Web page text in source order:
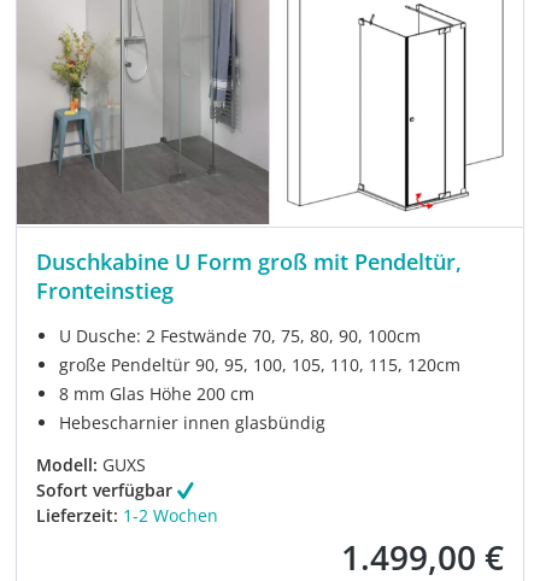
Duschkabine U Form groß mit Pendeltür,
Fronteinstieg
U Dusche: 2 Festwände 70, 75, 80, 90, 100cm
große Pendeltür 90, 95, 100, 105, 110, 115, 120cm
8 mm Glas Höhe 200 cm
Hebescharnier innen glasbündig
Modell: GUXS
Sofort verfügbar
Lieferzeit: 1-2 Wochen
Verkaufspreis:
1.499,00 €